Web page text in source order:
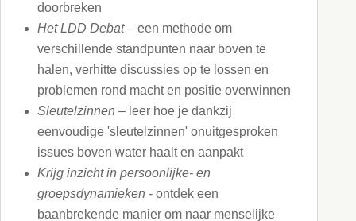
doorbreken
Het LDD Debat– een methode om
verschillende standpunten naar boven te
halen, verhitte discussies op te lossen en
problemen rond macht en positie overwinnen
Sleutelzinnen – leer hoe je dankzij
eenvoudige 'sleutelzinnen' onuitgesproken
issues boven water haalt en aanpakt
Krijg inzicht in persoonlijke- en
groepsdynamieken - ontdek een
baanbrekende manier om naar menselijke